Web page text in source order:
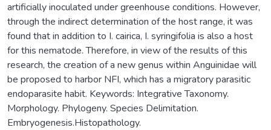
artificially inoculated under greenhouse conditions. However,
through the indirect determination of the host range, it was
found that in addition to I. cairica, I. syringifolia is also a host
for this nematode. Therefore, in view of the results of this
research, the creation of a new genus within Anguinidae will
be proposed to harbor NFI, which has a migratory parasitic
endoparasite habit. Keywords: Integrative Taxonomy.
Morphology. Phylogeny. Species Delimitation.
Embryogenesis.Histopathology.